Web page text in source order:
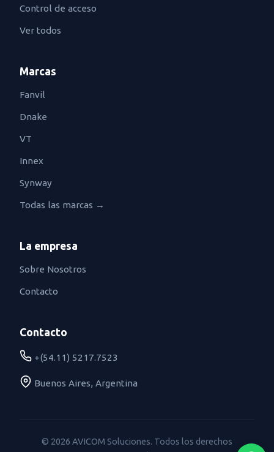
Control de acceso
Ver todos
Marcas
Fanvil
Dnake
VT
Innex
Synway
Todas las marcas →
La empresa
Sobre Nosotros
Contacto
Contacto
+(54.11) 5217.7523
Buenos Aires, Argentina
© 2026 AVICOM Soluciones. Todos los derechos